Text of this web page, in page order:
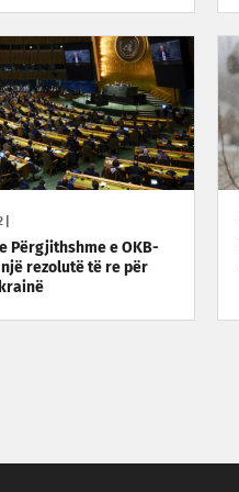
|
Përgjithshme e OKB-
rezolutë të re për